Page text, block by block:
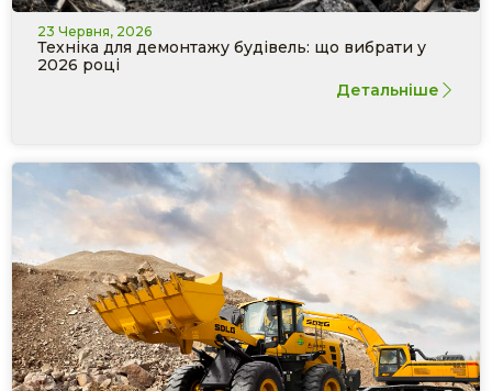
23 Червня, 2026
Техніка для демонтажу будівель: що вибрати у
2026 році
Детальніше